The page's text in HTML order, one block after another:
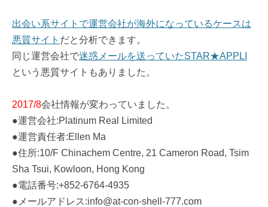
出会い系サイトで運営会社が海外になっているケースは
悪質サイト だと分析できます。
同じ運営会社で迷惑メールを送っていたSTAR★APPLI
という悪質サイトもありました。
2017/8会社情報が変わっていました。
●運営会社:Platinum Real Limited
●運営責任者:Ellen Ma
●住所:10/F Chinachem Centre, 21 Cameron Road, Tsim
Sha Tsui, Kowloon, Hong Kong
●電話番号:+852-6764-4935
●メールアドレス:info@at-con-shell-777.com